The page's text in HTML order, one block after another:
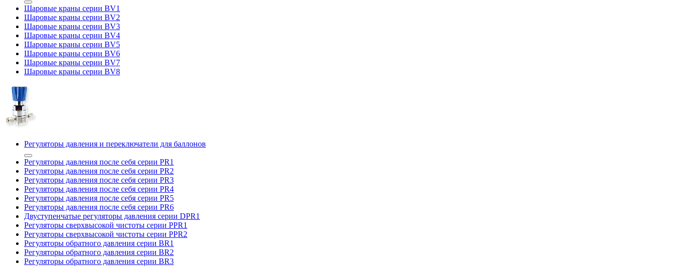
Шаровые краны серии BV1
Шаровые краны серии BV2
Шаровые краны серии BV3
Шаровые краны серии BV4
Шаровые краны серии BV5
Шаровые краны серии BV6
Шаровые краны серии BV7
Шаровые краны серии BV8
Регуляторы давления и переключатели для баллонов
Регуляторы давления после себя серии PR1
Регуляторы давления после себя серии PR2
Регуляторы давления после себя серии PR3
Регуляторы давления после себя серии PR4
Регуляторы давления после себя серии PR5
Регуляторы давления после себя серии PR6
Двуступенчатые регуляторы давления серии DPR1
Регуляторы сверхвысокой чистоты серии PPR1
Регуляторы сверхвысокой чистоты серии PPR2
Регуляторы обратного давления серии BR1
Регуляторы обратного давления серии BR2
Регуляторы обратного давления серии BR3